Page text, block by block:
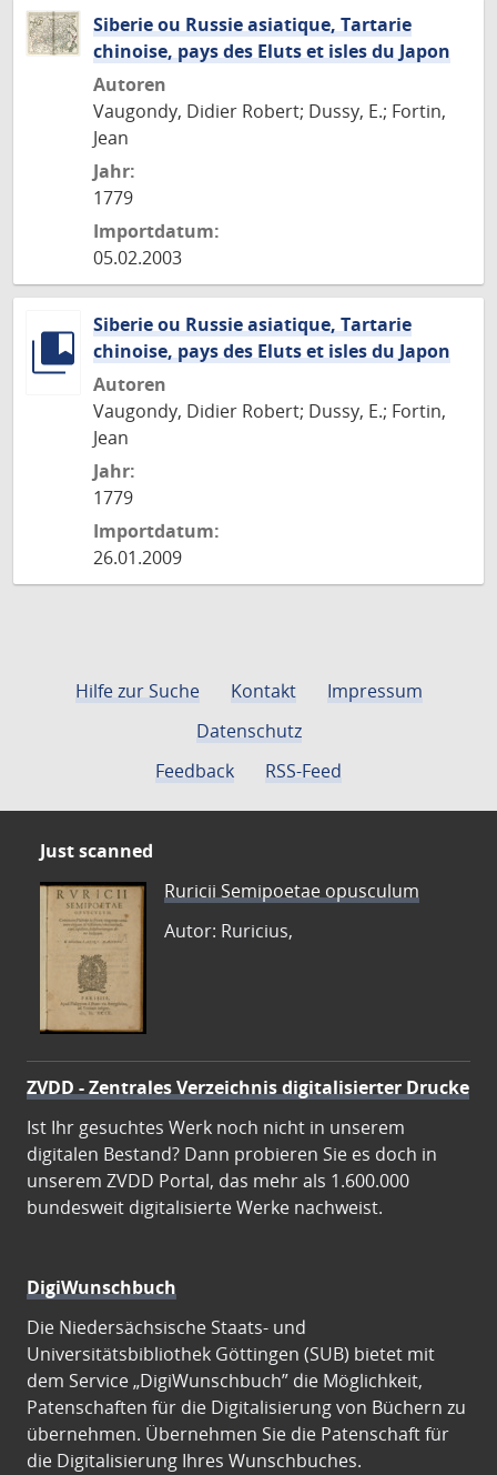
Siberie ou Russie asiatique, Tartarie
chinoise, pays des Eluts et isles du Japon
Autoren
Vaugondy, Didier Robert; Dussy, E.; Fortin,
Jean
Jahr:
1779
Importdatum:
05.02.2003
Siberie ou Russie asiatique, Tartarie
chinoise, pays des Eluts et isles du Japon
Autoren
Vaugondy, Didier Robert; Dussy, E.; Fortin,
Jean
Jahr:
1779
Importdatum:
26.01.2009
Hilfe zur Suche Kontakt
Impressum
Datenschutz
Feedback
RSS-Feed
Just scanned
Ruricii Semipoetae opusculum
Autor: Ruricius,
ZVDD - Zentrales Verzeichnis digitalisierter Drucke
Ist Ihr gesuchtes Werk noch nicht in unserem
digitalen Bestand? Dann probieren Sie es doch in
unserem ZVDD Portal, das mehr als 1.600.000
bundesweit digitalisierte Werke nachweist.
DigiWunschbuch
Die Niedersächsische Staats- und
Universitätsbibliothek Göttingen (SUB) bietet mit
dem Service „DigiWunschbuch” die Möglichkeit,
Patenschaften für die Digitalisierung von Büchern zu
übernehmen. Übernehmen Sie die Patenschaft für
die Digitalisierung Ihres Wunschbuches.